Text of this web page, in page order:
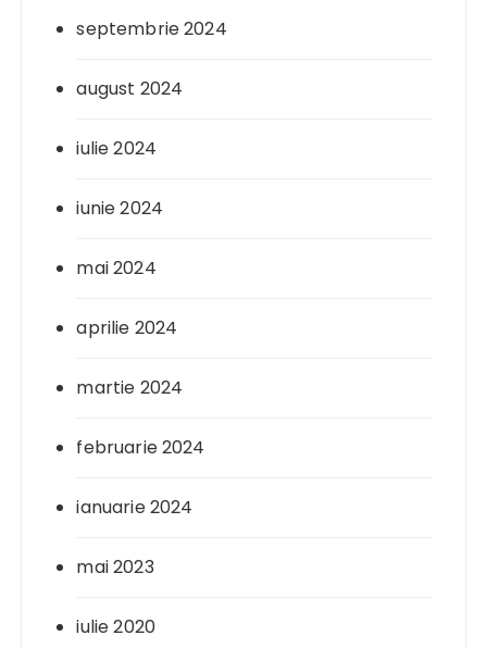
septembrie 2024
august 2024
iulie 2024
iunie 2024
mai 2024
aprilie 2024
martie 2024
februarie 2024
ianuarie 2024
mai 2023
iulie 2020